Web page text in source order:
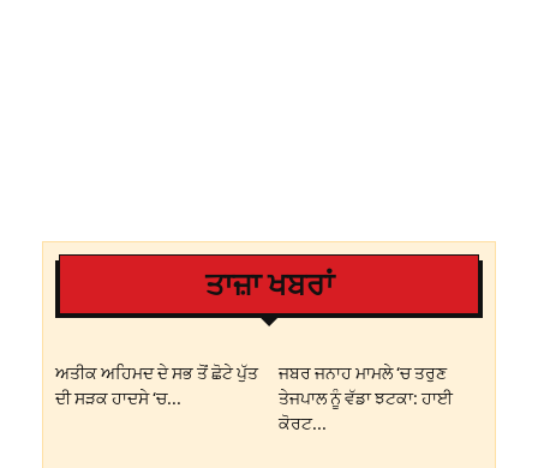
ਤਾਜ਼ਾ ਖਬਰਾਂ
ਅਤੀਕ ਅਹਿਮਦ ਦੇ ਸਭ ਤੋਂ ਛੋਟੇ ਪੁੱਤ
ਦੀ ਸੜਕ ਹਾਦਸੇ ‘ਚ...
ਜਬਰ ਜਨਾਹ ਮਾਮਲੇ ‘ਚ ਤਰੁਣ
ਤੇਜਪਾਲ ਨੂੰ ਵੱਡਾ ਝਟਕਾ: ਹਾਈ
ਕੋਰਟ...